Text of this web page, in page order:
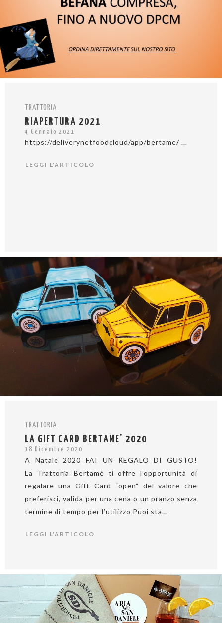
TRATTORIA
RIAPERTURA 2021
4 Gennaio 2021
https://deliverynetfoodcloud/app/bertame/ ...
LEGGI L'ARTICOLO
TRATTORIA
LA GIFT CARD BERTAME’ 2020
18 Dicembre 2020
A Natale 2020 FAI UN REGALO DI GUSTO!
La Trattoria Bertamè ti offre l’opportunità di
regalare una Gift Card “open” del valore che
preferisci, valida per una cena o un pranzo senza
termine di tempo per l’utilizzo Puoi sta...
LEGGI L'ARTICOLO